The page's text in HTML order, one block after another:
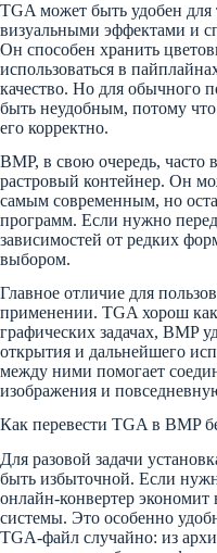
TGA может быть удобен для
визуальными эффектами и
Он способен хранить
использоваться в
качество. Но для обычного
быть неудобным, потому
его корректно.
BMP, в свою очередь, часто
растровый контейнер. Он
самым современным, но
программ. Если нужно
зависимостей от редких
выбором.
Главное отличие для
применении. TGA хорош
графических задачах, BMP
открытия и дальнейшего
между ними помогает
изображения и
Как перевести TGA в BMP
Для разовой задачи
быть избыточной. Если
онлайн-конвертер экономит
системы. Это особенно
TGA-файл случайно: из